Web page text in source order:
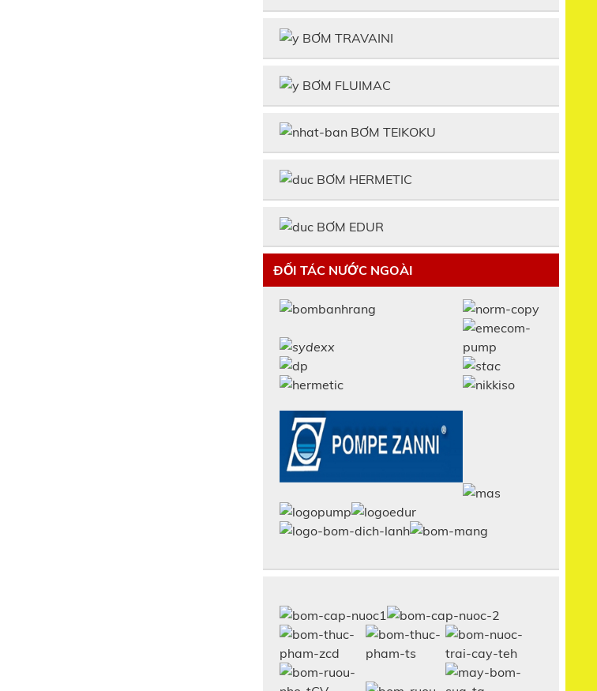
BƠM TRAVAINI
BƠM FLUIMAC
BƠM TEIKOKU
BƠM HERMETIC
BƠM EDUR
ĐỐI TÁC NƯỚC NGOÀI